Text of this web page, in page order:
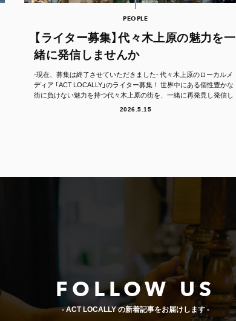
PEOPLE
【ライター募集】代々木上原の魅力を一
緒に発信しませんか
-現在、募集は終了させていただきました- 代々木上原のローカルメ
ディア 「ACT LOCALLY」のライター募集！ 世界中にある個性豊かな
街に負けない魅力を持つ代々木上原の街を、一緒に再発見し発信し
2026.5.15
FOLLOW US
- ACT LOCALLY の新着記事をお届けします -